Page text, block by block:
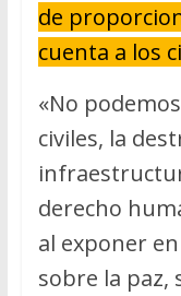
de
cuenta a los
«No
civiles, la
derecho
al exponer
sobre la paz,